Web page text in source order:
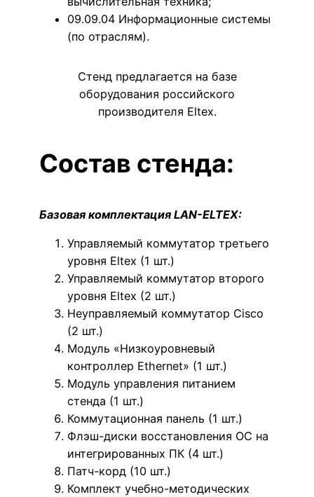
09.09.04 Информационные системы
(по отраслям).
Стенд предлагается на базе
оборудования российского
производителя Eltex.
Состав стенда:
Базовая комплектация LAN-ELTEX:
Управляемый коммутатор третьего
уровня Eltex (1 шт.)
Управляемый коммутатор второго
уровня Eltex (2 шт.)
Неуправляемый коммутатор Cisco
(2 шт.)
Модуль «Низкоуровневый
контроллер Ethernet» (1 шт.)
Модуль управления питанием
стенда (1 шт.)
Коммутационная панель (1 шт.)
Флэш-диски восстановления ОС на
интегрированных ПК (4 шт.)
Патч-корд (10 шт.)
Комплект учебно-методических